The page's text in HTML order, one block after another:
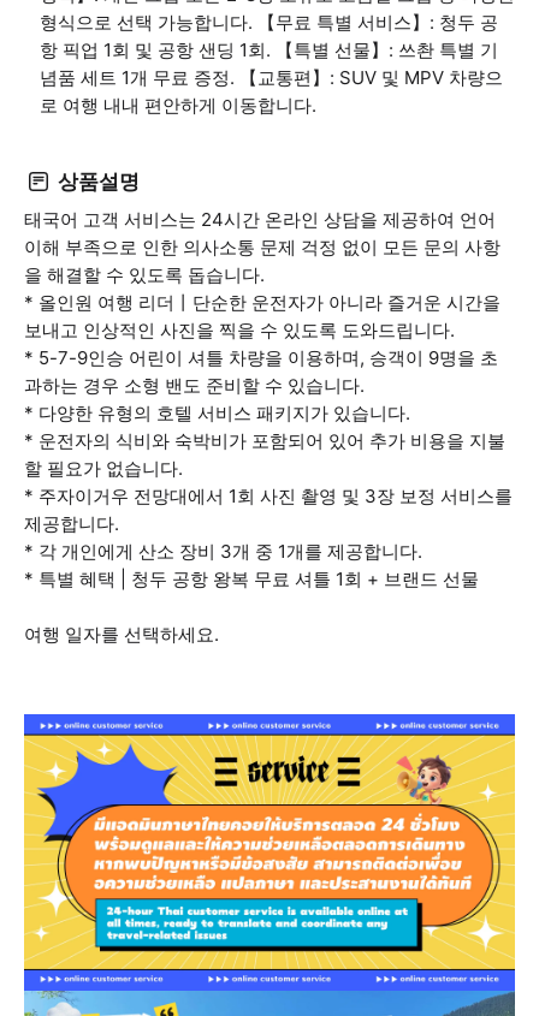
형식으로 선택 가능합니다. 【무료 특별 서비스】: 청두 공
항 픽업 1회 및 공항 샌딩 1회. 【특별 선물】: 쓰촨 특별 기
념품 세트 1개 무료 증정. 【교통편】: SUV 및 MPV 차량으
로 여행 내내 편안하게 이동합니다.
상품설명
태국어 고객 서비스는 24시간 온라인 상담을 제공하여 언어
이해 부족으로 인한 의사소통 문제 걱정 없이 모든 문의 사항
을 해결할 수 있도록 돕습니다.
* 올인원 여행 리더丨단순한 운전자가 아니라 즐거운 시간을
보내고 인상적인 사진을 찍을 수 있도록 도와드립니다.
* 5-7-9인승 어린이 셔틀 차량을 이용하며, 승객이 9명을 초
과하는 경우 소형 밴도 준비할 수 있습니다.
* 다양한 유형의 호텔 서비스 패키지가 있습니다.
* 운전자의 식비와 숙박비가 포함되어 있어 추가 비용을 지불
할 필요가 없습니다.
* 주자이거우 전망대에서 1회 사진 촬영 및 3장 보정 서비스를
제공합니다.
* 각 개인에게 산소 장비 3개 중 1개를 제공합니다.
* 특별 혜택 | 청두 공항 왕복 무료 셔틀 1회 + 브랜드 선물
여행 일자를 선택하세요.